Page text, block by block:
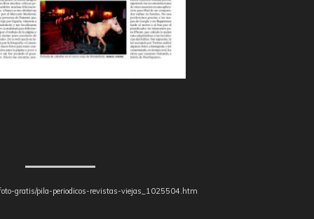
gratis/pila-periodicos-revistas-viejas_1025504.htm